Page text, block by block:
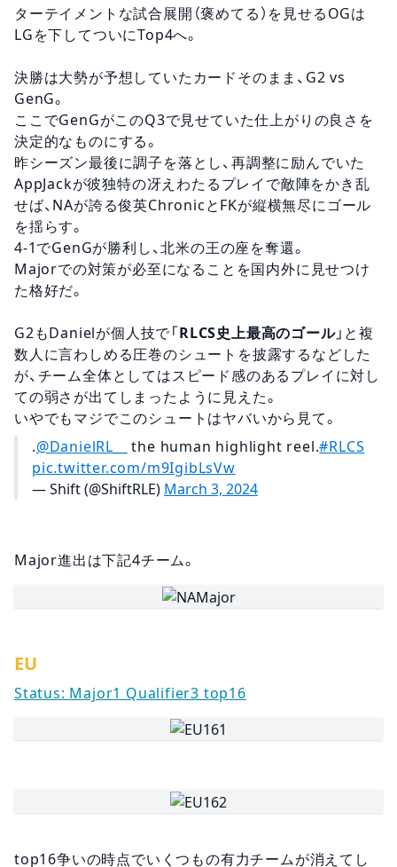
ターテイメントな試合展開（褒めてる）を見せるOGは
LGを下してついにTop4へ。
決勝は大勢が予想していたカードそのまま、G2 vs
GenG。
ここでGenGがこのQ3で見せていた仕上がりの良さを
決定的なものにする。
昨シーズン最後に調子を落とし、再調整に励んでいた
AppJackが彼独特の冴えわたるプレイで敵陣をかき乱
せば、NAが誇る俊英ChronicとFKが縦横無尽にゴール
を揺らす。
4-1でGenGが勝利し、北米の王の座を奪還。
Majorでの対策が必至になることを国内外に見せつけ
た格好だ。
G2もDanielが個人技で「 RLCS史上最高のゴール」と複
数人に言わしめる圧巻のシュートを披露するなどした
が、チーム全体としてはスピード感のあるプレイに対し
ての弱さが出てしまったように見えた。
いやでもマジでこのシュートはヤバいから見て。
@DanielRL__ the human highlight reel.#RLCS
pic.twitter.com/m9IgibLsVw
— Shift (@ShiftRLE) March 3, 2024
Major進出は下記4チーム。
EU
Status: Major1 Qualifier3 top16
top16争いの時点でいくつもの有力チームが消えてし